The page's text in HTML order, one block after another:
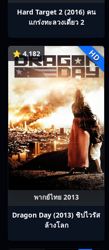
Hard Target 2 (2016) คน
แกร่งทะลวงเดี่ยว 2
⭐ 4.182 HD
พากย์ไทย 2013
Dragon Day (2013) ชิปไวรัส
ล้างโลก